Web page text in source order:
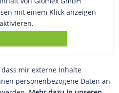
mit einem Klick anzeigen
mir externe Inhalte
personenbezogene Daten an